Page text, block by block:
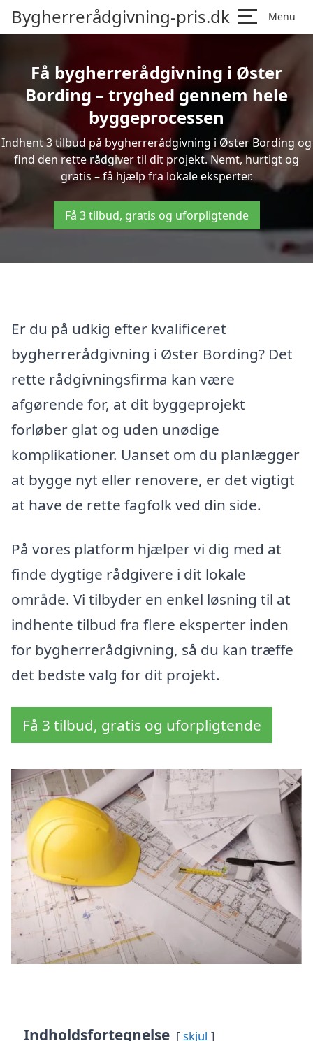
Bygherrerådgivning-pris.dk Menu
Få bygherrerådgivning i Øster
Bording – tryghed gennem hele
byggeprocessen
Indhent 3 tilbud på bygherrerådgivning i Øster Bording og
find den rette rådgiver til dit projekt. Nemt, hurtigt og
gratis – få hjælp fra lokale eksperter.
Få 3 tilbud, gratis og uforpligtende
Er du på udkig efter kvalificeret
bygherrerådgivning i Øster Bording? Det
rette rådgivningsfirma kan være
afgørende for, at dit byggeprojekt
forløber glat og uden unødige
komplikationer. Uanset om du planlægger
at bygge nyt eller renovere, er det vigtigt
at have de rette fagfolk ved din side.
På vores platform hjælper vi dig med at
finde dygtige rådgivere i dit lokale
område. Vi tilbyder en enkel løsning til at
indhente tilbud fra flere eksperter inden
for bygherrerådgivning, så du kan træffe
det bedste valg for dit projekt.
Få 3 tilbud, gratis og uforpligtende
Indholdsfortegnelse skjul